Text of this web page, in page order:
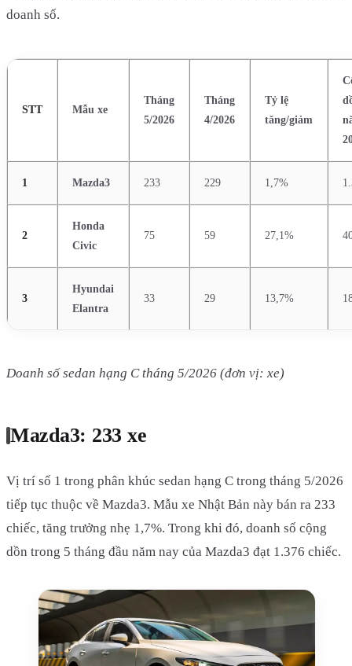
doanh số.
STT Mẫu xe
Tháng
5/2026
Tháng
4/2026
Tỷ lệ
tăng/giảm
1 Mazda3 233 229 1,7%
2
Honda
Civic
75 59 27,1%
3
Hyundai
Elantra
33 29 13,7%
Doanh số sedan hạng C tháng 5/2026 (đơn vị: xe)
Mazda3: 233 xe
Vị trí số 1 trong phân khúc sedan hạng C trong tháng 5/2026
tiếp tục thuộc về Mazda3. Mẫu xe Nhật Bản này bán ra 233
chiếc, tăng trưởng nhẹ 1,7%. Trong khi đó, doanh số cộng
dồn trong 5 tháng đầu năm nay của Mazda3 đạt 1.376 chiếc.